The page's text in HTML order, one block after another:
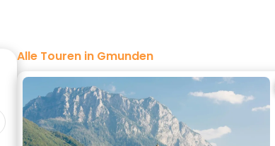
Alle Touren in Gmunden